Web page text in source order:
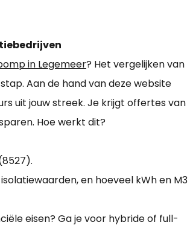
in Legemeer? Het vergelijken van
Aan de hand van deze website
uit jouw streek. Je krijgt offertes van
Hoe werkt dit?
en hoeveel kWh en M3
eisen? Ga je voor hybride of full-